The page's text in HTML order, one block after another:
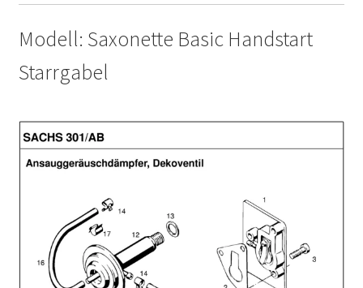
Modell: Saxonette Basic Handstart
Starrgabel